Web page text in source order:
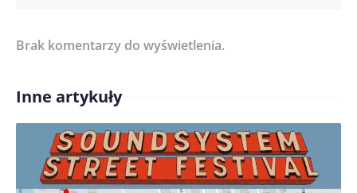
Treść komentarza*
Imię/ Nick*
Brak komentarzy do wyświetlenia.
Inne artykuły